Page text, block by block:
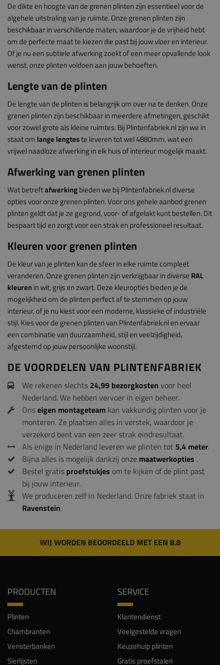
De dikte en hoogte van de grenen plinten zijn essentieel voor de
algehele uitstraling van je ruimte. Onze grenen plinten zijn
beschikbaar in verschillende maten, waardoor je de vrijheid hebt
om de perfecte maat te kiezen die past bij jouw vloer en interieur.
Of je nu een subtiele afwerking zoekt of een meer opvallende look
wenst, onze plinten voldoen aan jouw behoeften.
Lengte van de plinten
De lengte van de plinten is belangrijk om over na te denken. Onze
grenen plinten zijn beschikbaar in meerdere afmetingen, geschikt
voor zowel grote als kleine ruimtes. Bij Plintenfabriek.nl zijn we in
staat om lange lengteste leveren tot wel 4880mm, wat een
vrijwel naadloze afwerking in elk huis of interieur mogelijk maakt.
Afwerking van grenen plinten
Wat betreftafwerkingbieden we bij Plintenfabriek.nl diverse
opties voor onze grenen plinten. Voor ons gehele aanbod grenen
plinten geldt dat je ze gegrond, voor- of afgelakt kunt bestellen. Dit
bespaart tijd en zorgt voor een strak en professioneel resultaat.
Kleuren voor grenen plinten
De kleur van je plinten kan de sfeer in elke ruimte compleet
veranderen. Onze grenen plinten zijn verkrijgbaar in diverse RAL
kleurenin wit, grijs en zwart. Deze kleuropties bieden je de
mogelijkheid om de plinten perfect af te stemmen op jouw
interieur, of je nu kiest voor een moderne, klassieke of industriële
stijl. Kies voor de grenen plinten van Plintenfabriek.nl en ervaar
een combinatie van duurzaamheid, stijl en veelzijdigheid,
afgestemd op jouw persoonlijke woonstijl.
DE VOORDELEN VAN PLINTENFABRIEK
We rekenen slechts 24,99 bezorgkosten voor heel
Nederland. We hebben vervoer in eigen beheer.
Onseigen montageteam kan vakkundig plinten voor je
monteren. Ze plaatsen alles in verstek, waardoor je
verzekerd bent van een zeer strak eindresultaat.
Als enige in Nederland leveren we plinten tot 5,4 meter.
Bijna alles is mogelijk dankzij onze maatwerkopties .
Bestel gratis proefstukjes om te kijken of de plint past
bij jouw interieur.
We produceren zelf in Nederland. Onze fabriek staat in
Ravenstein.
WIJ WORDEN BEOORDEELD MET EEN 8.8
PRODUCTEN
Plinten
Chambranten
Vensterbanken
Sierlijsten
SERVICE
Klantendienst
Veelgestelde vragen
Keuzehulp plinten
Gratis proefstalen